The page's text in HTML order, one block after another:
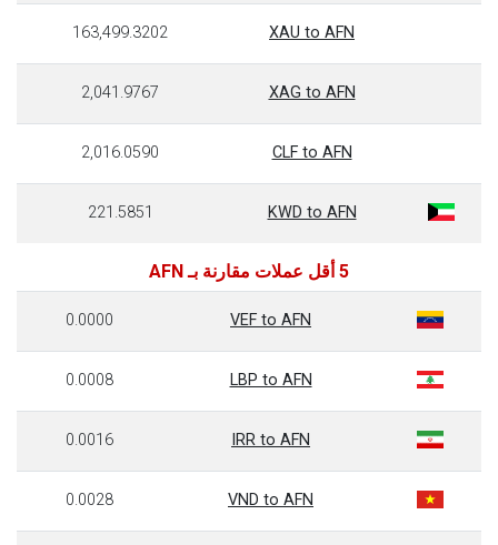
XAU to AFN
163,499.3202
XAG to AFN
2,041.9767
CLF to AFN
2,016.0590
KWD to AFN
221.5851
5 أقل عملات مقارنة بـ AFN
VEF to AFN
0.0000
LBP to AFN
0.0008
IRR to AFN
0.0016
VND to AFN
0.0028